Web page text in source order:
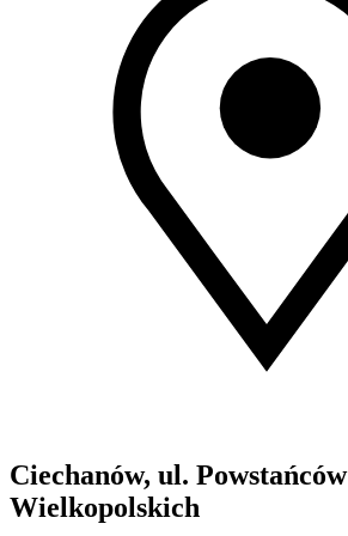
Ciechanów, ul. Powstańców
Wielkopolskich